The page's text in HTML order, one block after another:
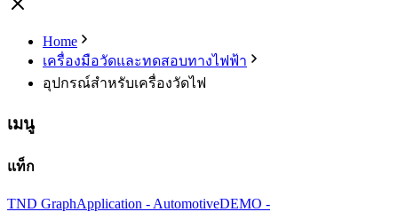
Home
เครื่องมือวัดและทดสอบทางไฟฟ้า
อุปกรณ์สำหรับเครื่องวัดไฟ
เมนู
แท็ก
TND GraphApplication - AutomotiveDEMO -